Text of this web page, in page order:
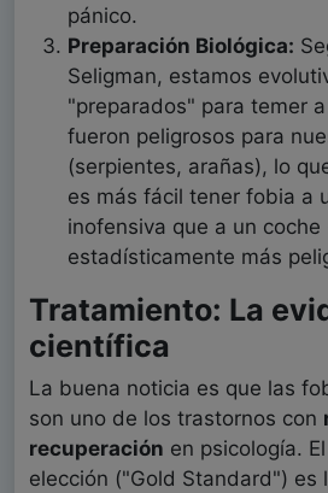
pánico.
Preparación Biológica:
Seligman, estamos
"preparados" para temer
fueron peligrosos para
(serpientes, arañas), lo
es más fácil tener fobia a
inofensiva que a un coche
estadísticamente más
Tratamiento: La
científica
La buena noticia es que las
son uno de los trastornos con
recuperación en psicología.
elección ("Gold Standard") es